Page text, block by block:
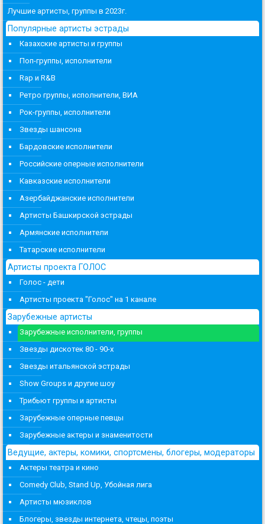
Лучшие артисты, группы в 2023г.
Популярные артисты эстрады
Казахские артисты и группы
Поп-группы, исполнители
Rap и R&B
Ретро группы, исполнители, ВИА
Рок-группы, исполнители
Звезды шансона
Бардовские исполнители
Российские оперные исполнители
Кавказские исполнители
Азербайджанские исполнители
Артисты Башкирской эстрады
Армянские исполнители
Татарские исполнители
Артисты проекта ГОЛОС
Голос - дети
Артисты проекта "Голос" на 1 канале
Зарубежные артисты
Зарубежные исполнители, группы
Звезды дискотек 80 - 90-х
Звезды итальянской эстрады
Show Groups и другие шоу
Трибьют группы и артисты
Зарубежные оперные певцы
Зарубежные актеры и знаменитости
Ведущие, актеры, комики, спортсмены, блогеры, модераторы
Актеры театра и кино
Comedy Club, Stand Up, Убойная лига
Артисты мюзиклов
Блогеры, звезды интернета, чтецы, поэты